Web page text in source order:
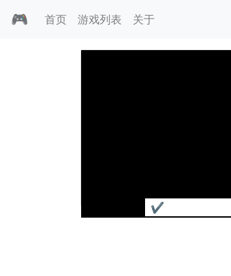
🎮 首页 游戏列表 关于
✔